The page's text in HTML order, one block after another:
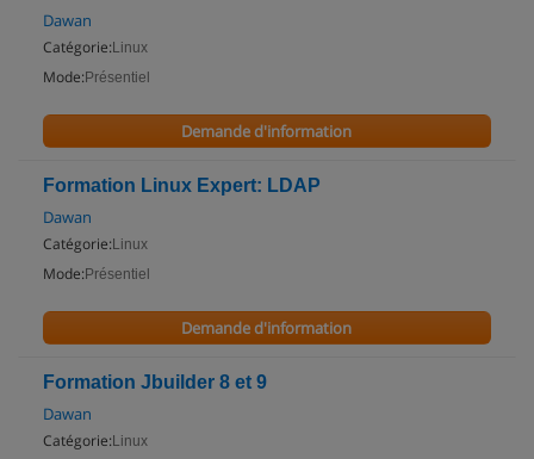
Dawan
Catégorie: Linux
Mode: Présentiel
Demande d'information
Formation Linux Expert: LDAP
Dawan
Catégorie: Linux
Mode: Présentiel
Demande d'information
Formation Jbuilder 8 et 9
Dawan
Catégorie: Linux